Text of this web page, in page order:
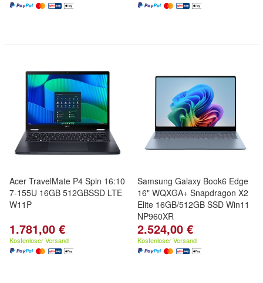
Acer TravelMate P4 Spin 16:10
7-155U 16GB 512GBSSD LTE
W11P
1.781,00 €
Kostenloser Versand
Samsung Galaxy Book6 Edge
16" WQXGA+ Snapdragon X2
Elite 16GB/512GB SSD Win11
NP960XR
2.524,00 €
Kostenloser Versand